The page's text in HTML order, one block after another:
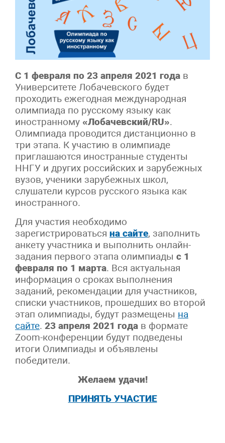
С 1 февраля по 23 апреля 2021 года в
Университете Лобачевского будет
проходить ежегодная международная
олимпиада по русскому языку как
иностранному «Лобачевский/RU».
Олимпиада проводится дистанционно в
три этапа. К участию в олимпиаде
приглашаются иностранные студенты
ННГУ и других российских и зарубежных
вузов, ученики зарубежных школ,
слушатели курсов русского языка как
иностранного.
Для участия необходимо
зарегистрироваться на сайте, заполнить
анкету участника и выполнить онлайн-
задания первого этапа олимпиады с 1
февраля по 1 марта. Вся актуальная
информация о сроках выполнения
заданий, рекомендации для участников,
списки участников, прошедших во второй
этап олимпиады, будут размещены на
сайте. 23 апреля 2021 года в формате
Zoom-конференции будут подведены
итоги Олимпиады и объявлены
победители.
Желаем удачи!
ПРИНЯТЬ УЧАСТИЕ